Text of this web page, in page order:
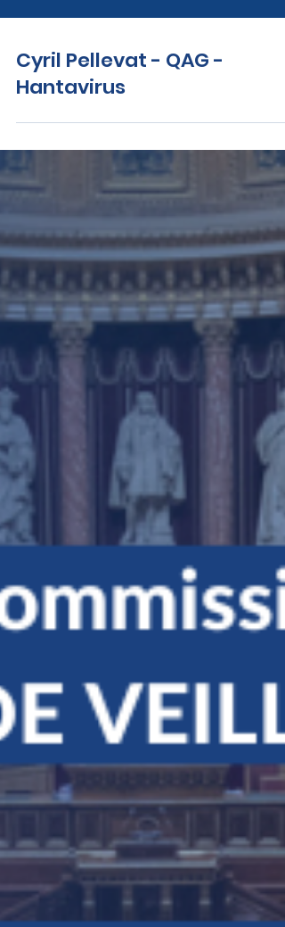
Cyril Pellevat - QAG -
Hantavirus